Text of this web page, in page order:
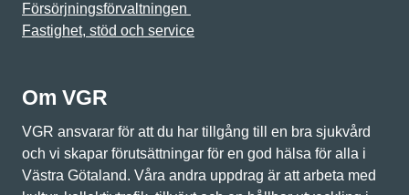
Försörjningsförvaltningen
Fastighet, stöd och service
Om VGR
VGR ansvarar för att du har tillgång till en bra sjukvård
och vi skapar förutsättningar för en god hälsa för alla i
Västra Götaland. Våra andra uppdrag är att arbeta med